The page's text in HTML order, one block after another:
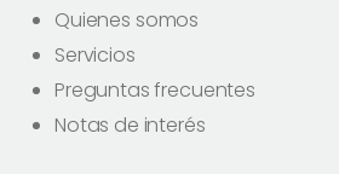
Quienes somos
Servicios
Preguntas frecuentes
Notas de interés